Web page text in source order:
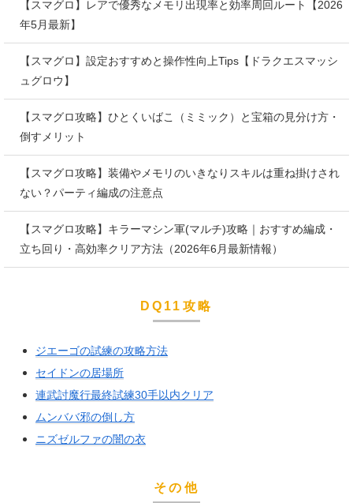
【スマグロ】レアで優秀なメモリ出現率と効率周回ルート【2026
年5月最新】
【スマグロ】設定おすすめと操作性向上Tips【ドラクエスマッシ
ュグロウ】
【スマグロ攻略】ひとくいばこ（ミミック）と宝箱の見分け方・
倒すメリット
【スマグロ攻略】装備やメモリのいきなりスキルは重ね掛けされ
ない？パーティ編成の注意点
【スマグロ攻略】キラーマシン軍(マルチ)攻略｜おすすめ編成・
立ち回り・高効率クリア方法（2026年6月最新情報）
DQ11攻略
ジエーゴの試練の攻略方法
セイドンの居場所
連武討魔行最終試練30手以内クリア
ムンババ邪の倒し方
ニズゼルファの闇の衣
その他